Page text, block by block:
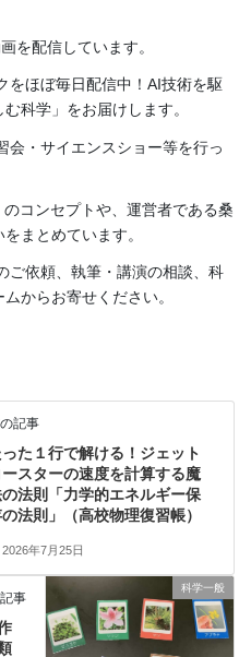
を配信しています。
をほぼ毎日配信中！AI技術を駆
科学」をお届けします。
会・サイエンスショー等を行っ
コンセプトや、運営者である桑
まとめています。
ご依頼、執筆・講演の相談、科
からお寄せください。
記事
った１行で解ける！ジェット
ースターの速度を計算する魔
法則「力学的エネルギー保
法則」（高校物理復習帳）
2026年7月25日
科学一般
事